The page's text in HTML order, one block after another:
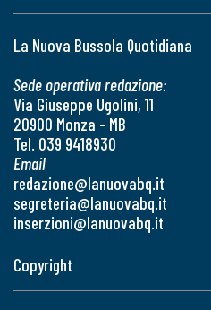
La Nuova Bussola Quotidiana
Sede operativa redazione:
Via Giuseppe Ugolini, 11
20900 Monza - MB
Tel. 039 9418930
Email
redazione@lanuovabq.it
segreteria@lanuovabq.it
inserzioni@lanuovabq.it
Copyright